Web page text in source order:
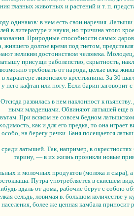
главных животных и растений и т. п.
одинаков: в нем есть свои наречия.
в литературе и науки, но причина этого
Природные способности самых
жившего долгое время под гнетом,
великим достоинством человека.
присущи раболепство, скрытность,
требовать от народа, целые века
ливонского крестьянина. За 30
него кафтан или ногу. Если барин
развилась в нем наклонност к
ными младенцами. Обвиняют латышей еще в
При всяком не совсем бедном
как и для его предка, то она
особо, на берегу речки. Баня посещается
латышей. Так, например, в
тарину, — в их жизнь проникли новые
и молочных продуктов (молока и
Путра употребляется в скисшем
вдаль от дома, рабочие берут с
сельдь, ловимая в. большом количестве
населения, более же ценная камбала